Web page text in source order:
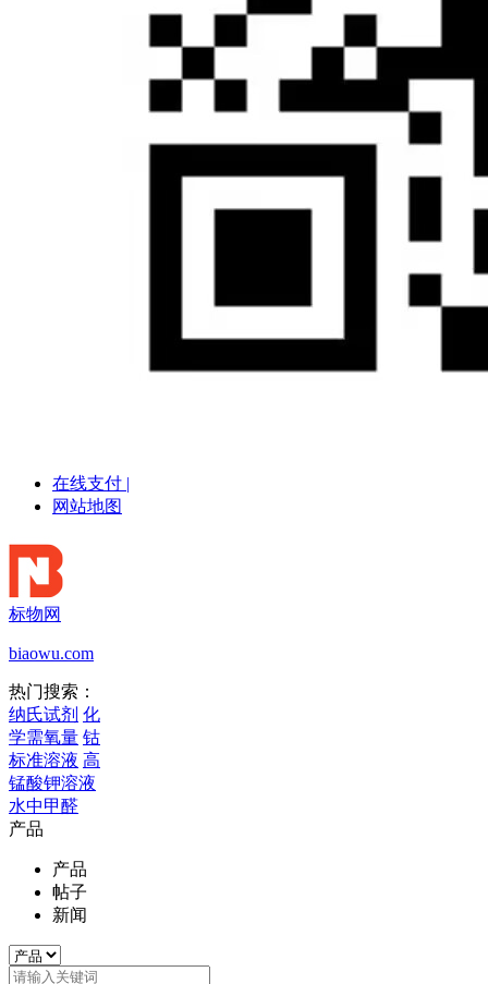
在线支付 |
网站地图
标物网
biaowu.com
热门搜索：
纳氏试剂 化
学需氧量 钴
标准溶液 高
锰酸钾溶液
水中甲醛
产品
产品
帖子
新闻